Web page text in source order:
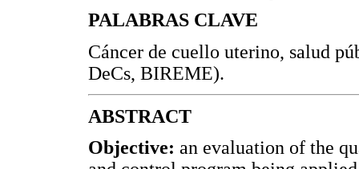
PALABRAS CLAVE
Cáncer de cuello uterino, salud
DeCs, BIREME).
ABSTRACT
Objective: an evaluation of the